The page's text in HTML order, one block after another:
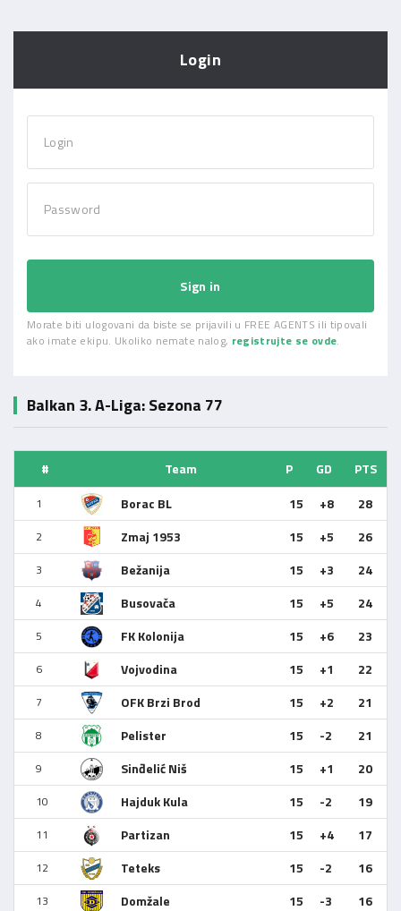
Login
Login
Password
Sign in
Morate biti ulogovani da biste se prijavili u FREE AGENTS ili tipovali
ako imate ekipu. Ukoliko nemate nalog, registrujte se ovde.
Balkan 3. A-Liga: Sezona 77
# Team P GD PTS
1 Borac BL 15 +8 28
2 Zmaj 1953 15 +5 26
3 Bežanija 15 +3 24
4 Busovača 15 +5 24
5 FK Kolonija 15 +6 23
6 Vojvodina 15 +1 22
7 OFK Brzi Brod 15 +2 21
8 Pelister 15 -2 21
9 Sinđelić Niš 15 +1 20
10 Hajduk Kula 15 -2 19
11 Partizan 15 +4 17
12 Teteks 15 -2 16
13 Domžale 15 -3 16